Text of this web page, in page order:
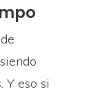
Y eso si